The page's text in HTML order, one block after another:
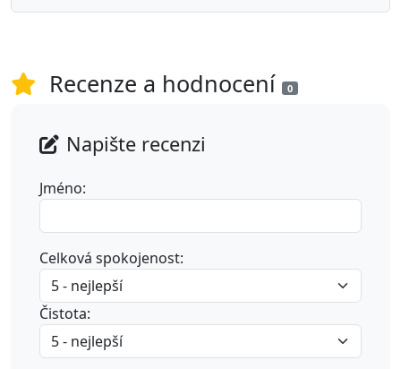
Recenze a hodnocení 0
Napište recenzi
Jméno:
Celková spokojenost:
Čistota: